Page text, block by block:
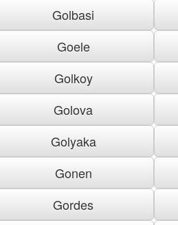
Golbasi
Goele
Golkoy
Golova
Golyaka
Gonen
Gordes